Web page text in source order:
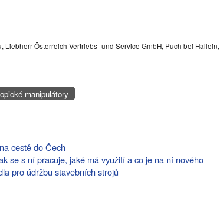
Österreich Vertriebs- und Service GmbH, Puch bei Hallein,
manipulátory
cestě do Čech
se s ní pracuje, jaké má využití a co je na ní nového
pro údržbu stavebních strojů